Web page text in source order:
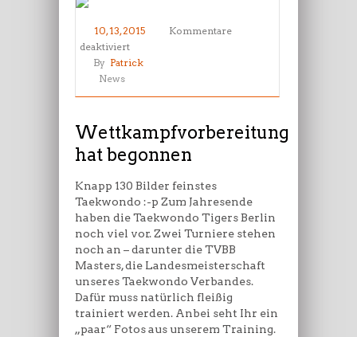
10, 13, 2015
Kommentare
deaktiviertfür
Wettkampfvorbereitung
By Patrick
News
Wettkampfvorbereitung
hat begonnen
Knapp 130 Bilder feinstes
Taekwondo :-p Zum Jahresende
haben die Taekwondo Tigers Berlin
noch viel vor. Zwei Turniere stehen
noch an – darunter die TVBB
Masters, die Landesmeisterschaft
unseres Taekwondo Verbandes.
Dafür muss natürlich fleißig
trainiert werden. Anbei seht Ihr ein
„paar“ Fotos aus unserem Training.